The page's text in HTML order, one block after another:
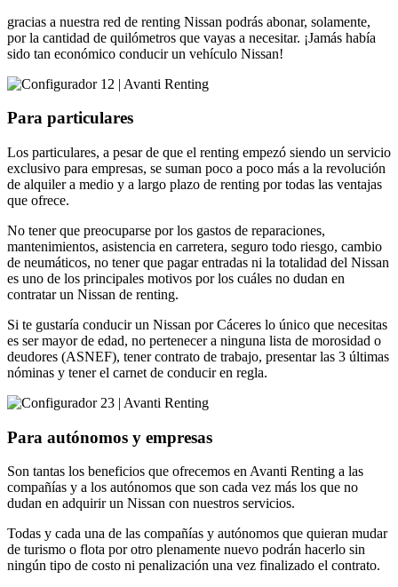
gracias a nuestra red de renting Nissan podrás abonar, solamente,
por la cantidad de quilómetros que vayas a necesitar. ¡Jamás había
sido tan económico conducir un vehículo Nissan!
Para particulares
Los particulares, a pesar de que el renting empezó siendo un servicio
exclusivo para empresas, se suman poco a poco más a la revolución
de alquiler a medio y a largo plazo de renting por todas las ventajas
que ofrece.
No tener que preocuparse por los gastos de reparaciones,
mantenimientos, asistencia en carretera, seguro todo riesgo, cambio
de neumáticos, no tener que pagar entradas ni la totalidad del Nissan
es uno de los principales motivos por los cuáles no dudan en
contratar un Nissan de renting.
Si te gustaría conducir un Nissan por Cáceres lo único que necesitas
es ser mayor de edad, no pertenecer a ninguna lista de morosidad o
deudores (ASNEF), tener contrato de trabajo, presentar las 3 últimas
nóminas y tener el carnet de conducir en regla.
Para autónomos y empresas
Son tantas los beneficios que ofrecemos en Avanti Renting a las
compañías y a los autónomos que son cada vez más los que no
dudan en adquirir un Nissan con nuestros servicios.
Todas y cada una de las compañías y autónomos que quieran mudar
de turismo o flota por otro plenamente nuevo podrán hacerlo sin
ningún tipo de costo ni penalización una vez finalizado el contrato.